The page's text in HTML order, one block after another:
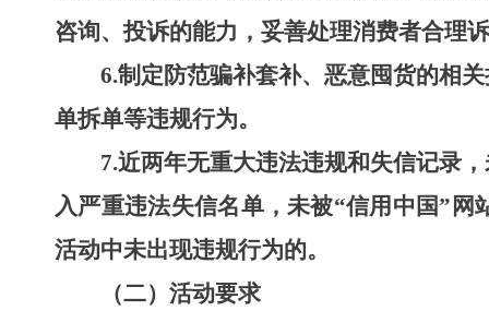
咨询、投诉的能力，妥善处理消费者合理
6.制定防范骗补套补、恶意囤货的相
单拆单等违规行为。
7.近两年无重大违法违规和失信记录
入严重违法失信名单，未被“信用中国”网
活动中未出现违规行为的。
（二）活动要求